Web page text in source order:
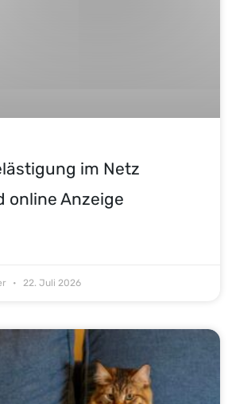
im Netz
online Anzeige
22. Juli 2026